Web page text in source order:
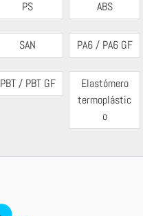
PS ABS
SAN PA6 / PA6 GF
PBT / PBT GF
Elastómero
termoplástic
o